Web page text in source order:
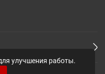
улучшения работы.